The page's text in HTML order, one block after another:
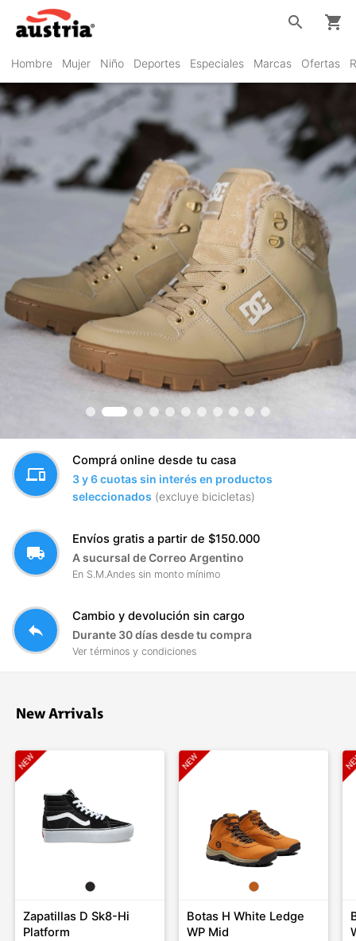
Hombre Mujer Niño Deportes Especiales Marcas Ofertas
search shopping_cart
VER PRODUCTOS
devices
Comprá online desde tu casa
3 y 6 cuotas sin interés en productos
seleccionados (excluye bicicletas)
local_shipping
Envíos gratis a partir de $150.000
A sucursal de Correo Argentino
En S.M.Andes sin monto mínimo
reply
Cambio y devolución sin cargo
Durante 30 días desde tu compra
Ver términos y condiciones
New Arrivals
Zapatillas D Sk8-Hi
Platform
Botas H White Ledge
WP Mid